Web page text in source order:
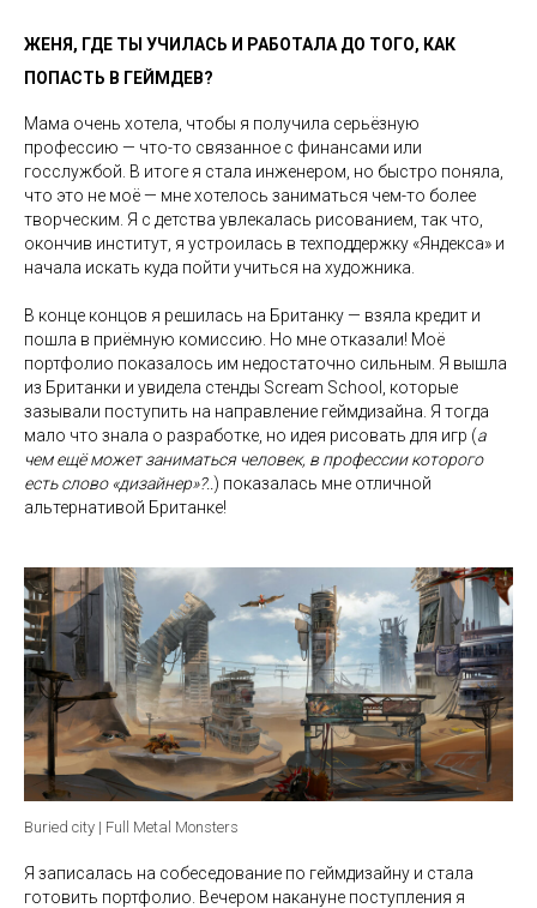
ЖЕНЯ, ГДЕ ТЫ УЧИЛАСЬ И РАБОТАЛА ДО ТОГО, КАК
ПОПАСТЬ В ГЕЙМДЕВ?
Мама очень хотела, чтобы я получила серьёзную
профессию — что-то связанное с финансами или
госслужбой. В итоге я стала инженером, но быстро поняла,
что это не моё — мне хотелось заниматься чем-то более
творческим. Я с детства увлекалась рисованием, так что,
окончив институт, я устроилась в техподдержку «Яндекса» и
начала искать куда пойти учиться на художника.
В конце концов я решилась на Британку — взяла кредит и
пошла в приёмную комиссию. Но мне отказали! Моё
портфолио показалось им недостаточно сильным. Я вышла
из Британки и увидела стенды Scream School, которые
зазывали поступить на направление геймдизайна. Я тогда
мало что знала о разработке, но идея рисовать для игр (а
чем ещё может заниматься человек, в профессии которого
есть слово «дизайнер»?.. ) показалась мне отличной
альтернативой Британке!
Buried city | Full Metal Monsters
Я записалась на собеседование по геймдизайну и стала
готовить портфолио. Вечером накануне поступления я